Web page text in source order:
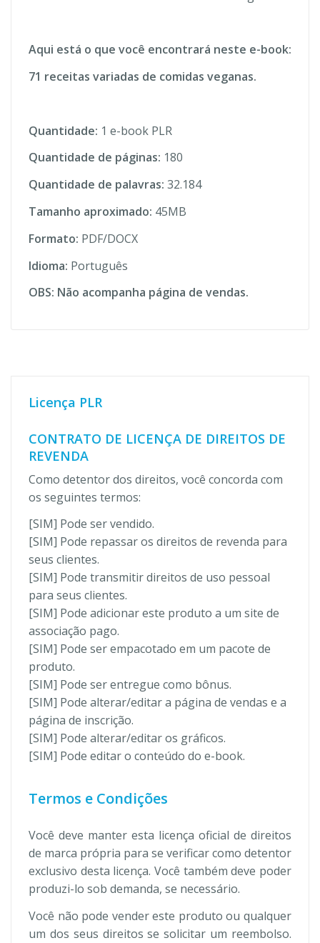
Aqui está o que você encontrará neste e-book:
71 receitas variadas de comidas veganas.
Quantidade: 1 e-book PLR
Quantidade de páginas: 180
Quantidade de palavras: 32.184
Tamanho aproximado: 45MB
Formato: PDF/DOCX
Idioma: Português
OBS: Não acompanha página de vendas.
Licença PLR
CONTRATO DE LICENÇA DE DIREITOS DE
REVENDA
Como detentor dos direitos, você concorda com
os seguintes termos:
[SIM] Pode ser vendido.
[SIM] Pode repassar os direitos de revenda para
seus clientes.
[SIM] Pode transmitir direitos de uso pessoal
para seus clientes.
[SIM] Pode adicionar este produto a um site de
associação pago.
[SIM] Pode ser empacotado em um pacote de
produto.
[SIM] Pode ser entregue como bônus.
[SIM] Pode alterar/editar a página de vendas e a
página de inscrição.
[SIM] Pode alterar/editar os gráficos.
[SIM] Pode editar o conteúdo do e-book.
Termos e Condições
Você deve manter esta licença oficial de direitos
de marca própria para se verificar como detentor
exclusivo desta licença. Você também deve poder
produzi-lo sob demanda, se necessário.
Você não pode vender este produto ou qualquer
um dos seus direitos se solicitar um reembolso.